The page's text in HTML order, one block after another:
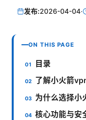
发布:2026-04-04·
ON THIS PAGE
目录
了解小火箭
为什么选择小
核心功能与安